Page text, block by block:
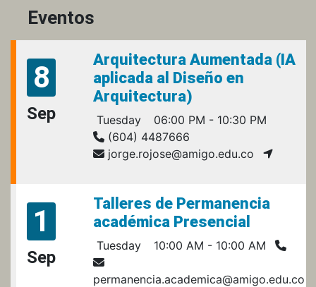
Eventos
8
Sep
Arquitectura Aumentada (IA
aplicada al Diseño en
Arquitectura)
Tuesday
06:00 PM - 10:30 PM
(604) 4487666
jorge.rojose@amigo.edu.co
1
Sep
Talleres de Permanencia
académica Presencial
Tuesday 10:00 AM - 10:00 AM
permanencia.academica@amigo.edu.co